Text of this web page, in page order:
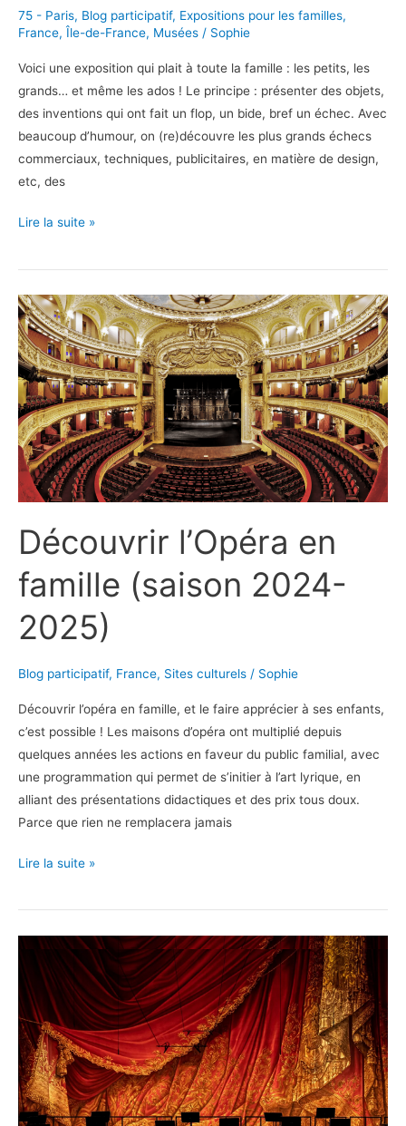
75 - Paris, Blog participatif, Expositions pour les familles,
France, Île-de-France, Musées / Sophie
Voici une exposition qui plait à toute la famille : les petits, les
grands… et même les ados ! Le principe : présenter des objets,
des inventions qui ont fait un flop, un bide, bref un échec. Avec
beaucoup d’humour, on (re)découvre les plus grands échecs
commerciaux, techniques, publicitaires, en matière de design,
etc, des
Flops,
expo
réussie
au
Musée
des
Arts
&
Métiers
Lire la suite »
Découvrir l’Opéra en
famille (saison 2024-
2025)
Blog participatif, France, Sites culturels / Sophie
Découvrir l’opéra en famille, et le faire apprécier à ses enfants,
c’est possible ! Les maisons d’opéra ont multiplié depuis
quelques années les actions en faveur du public familial, avec
une programmation qui permet de s’initier à l’art lyrique, en
alliant des présentations didactiques et des prix tous doux.
Parce que rien ne remplacera jamais
Découvrir
en
(saison
2024-
2025)
Lire la suite »